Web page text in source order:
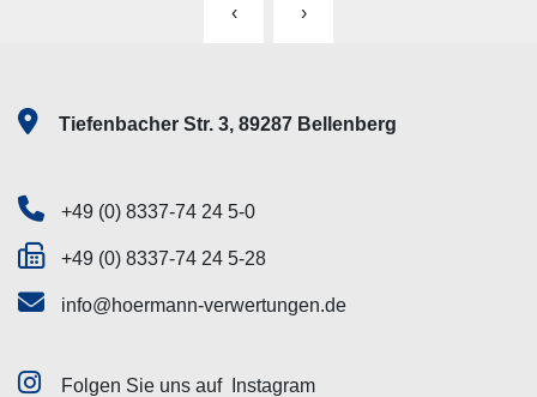
‹ ›
Tiefenbacher Str. 3, 89287 Bellenberg
+49 (0) 8337-74 24 5-0
+49 (0) 8337-74 24 5-28
info@hoermann-verwertungen.de
Folgen Sie uns auf
Instagram